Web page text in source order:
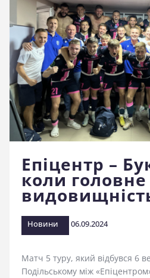
Команда
Матчі 2026/2027
Фото
Історія
Клуб
Фан-шоп
Правила
Епіцентр –
коли
Новини 06.09.2024
Матч 5 туру, який відбувся 6
Подільському між